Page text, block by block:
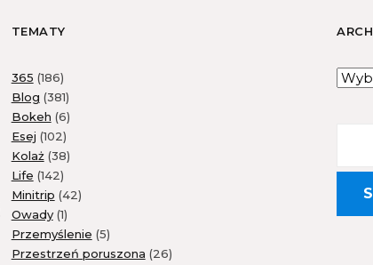
TEMATY
365 (186)
Blog (381)
Bokeh (6)
Esej (102)
Kolaż(38)
Life (142)
Minitrip (42)
Owady(1)
Przemyślenie (5)
Przestrzeń poruszona (26)